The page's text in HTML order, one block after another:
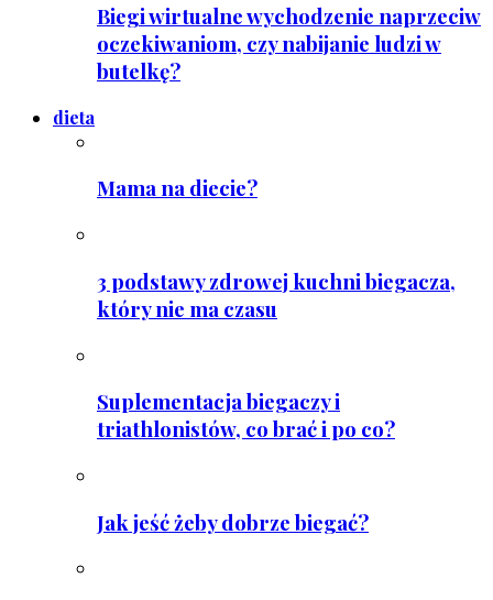
Biegi wirtualne wychodzenie naprzeciw
oczekiwaniom, czy nabijanie ludzi w
butelkę?
dieta
Mama na diecie?
3 podstawy zdrowej kuchni biegacza,
który nie ma czasu
Suplementacja biegaczy i
triathlonistów, co brać i po co?
Jak jeść żeby dobrze biegać?